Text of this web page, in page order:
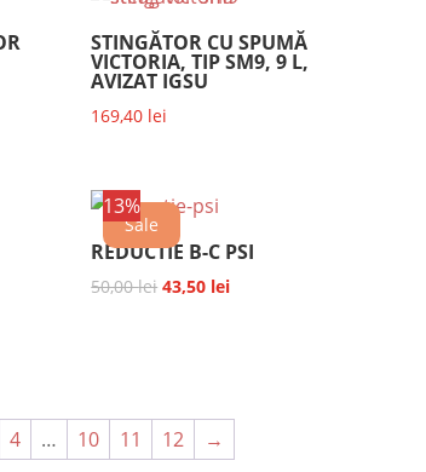
STINGĂTOR CU SPUMĂ
VICTORIA, TIP SM9, 9 L,
AVIZAT IGSU
169,40 lei
13%
Sale
REDUCTIE B-C PSI
50,00lei Prețul
43,50 leiPrețul
4 … 10 11 12 →